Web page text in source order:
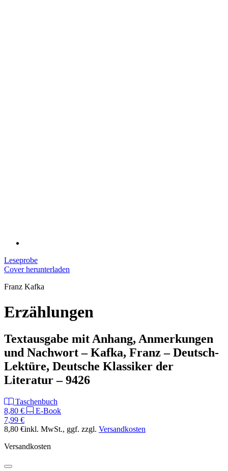
Leseprobe
Cover herunterladen
Franz Kafka
Erzählungen
Textausgabe mit Anhang, Anmerkungen
und Nachwort – Kafka, Franz – Deutsch-
Lektüre, Deutsche Klassiker der
Literatur – 9426
Taschenbuch
8,80 €
E-Book
7,99 €
8,80 €inkl. MwSt., ggf. zzgl. Versandkosten
Versandkosten